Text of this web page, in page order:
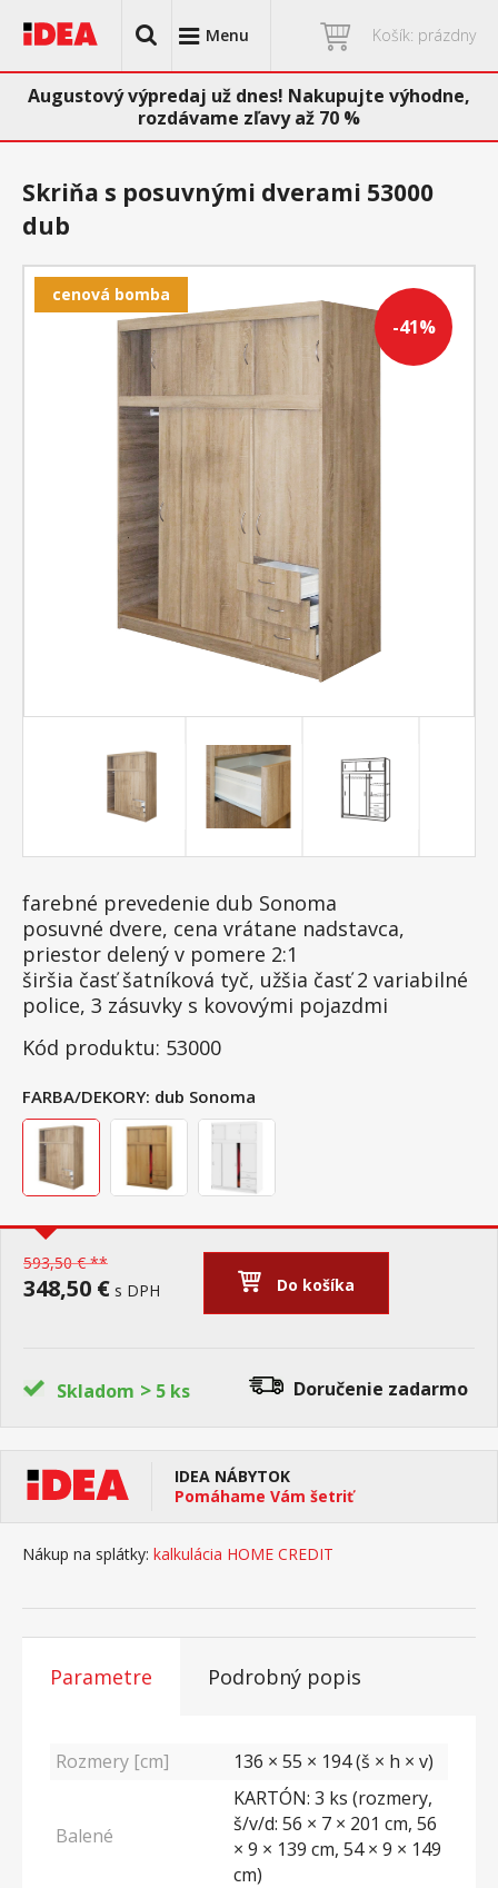
Menu Košík: prázdny
Augustový výpredaj už dnes! Nakupujte výhodne,
rozdávame zľavy až 70 %
-41%
cenová bomba
Skriňa s posuvnými dverami 53000
dub
farebné prevedenie dub Sonoma
posuvné dvere, cena vrátane nadstavca,
priestor delený v pomere 2:1
širšia časť šatníková tyč, užšia časť 2 variabilné
police, 3 zásuvky s kovovými pojazdmi
Kód produktu: 53000
FARBA/DEKORY: dub Sonoma
593,50 € **
348,50 € s DPH Do košíka
Skladom > 5 ks Doručenie zadarmo
IDEA NÁBYTOK
Pomáhame Vám šetriť
Nákup na splátky: kalkulácia HOME CREDIT
Parametre Podrobný popis
Rozmery [cm] 136 × 55 × 194 (š × h × v)
Balené
KARTÓN: 3 ks (rozmery,
š/v/d: 56 × 7 × 201 cm, 56
× 9 × 139 cm, 54 × 9 × 149
cm)